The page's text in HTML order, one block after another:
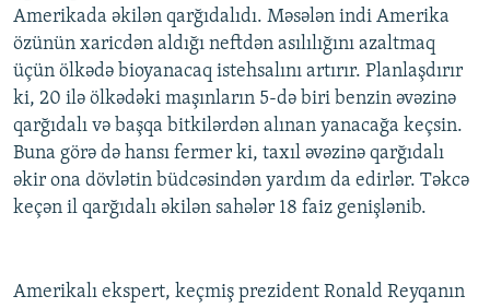
Amerikada əkilən qarğıdalıdı. Məsələn indi Amerika
özünün xaricdən aldığı neftdən asılılığını azaltmaq
üçün ölkədə bioyanacaq istehsalını artırır. Planlaşdırır
ki, 20 ilə ölkədəki maşınların 5-də biri benzin əvəzinə
qarğıdalı və başqa bitkilərdən alınan yanacağa keçsin.
Buna görə də hansı fermer ki, taxıl əvəzinə qarğıdalı
əkir ona dövlətin büdcəsindən yardım da edirlər. Təkcə
keçən il qarğıdalı əkilən sahələr 18 faiz genişlənib.
Amerikalı ekspert, keçmiş prezident Ronald Reyqanın